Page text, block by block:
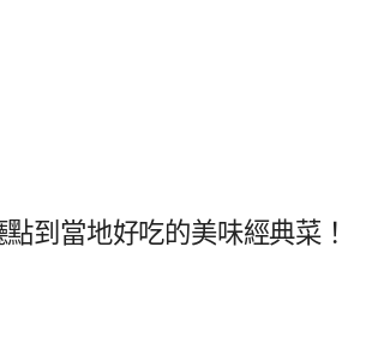
到當地好吃的美味經典菜！